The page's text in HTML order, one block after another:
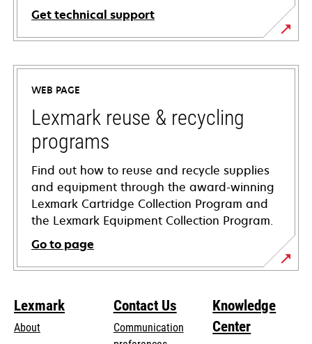
Get technical support
opens
in
new
tab
WEB PAGE
Lexmark reuse & recycling
programs
Find out how to reuse and recycle supplies
and equipment through the award-winning
Lexmark Cartridge Collection Program and
the Lexmark Equipment Collection Program.
Go to page
Lexmark
About
Contact Us
Communication
Knowledge
Center